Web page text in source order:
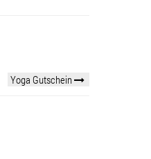
Yoga Gutschein